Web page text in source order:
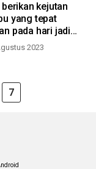
berikan kejutan
yang tepat
pada hari jadi
2023
7